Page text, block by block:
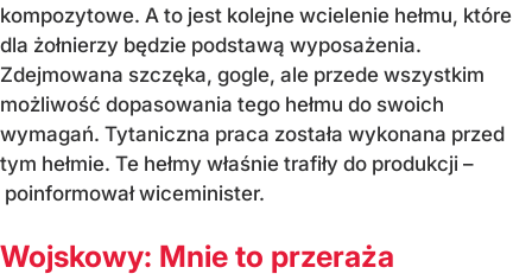
kompozytowe. A to jest kolejne wcielenie hełmu, które
dla żołnierzy będzie podstawą wyposażenia.
Zdejmowana szczęka, gogle, ale przede wszystkim
możliwość dopasowania tego hełmu do swoich
wymagań. Tytaniczna praca została wykonana przed
tym hełmie. Te hełmy właśnie trafiły do produkcji –
poinformował wiceminister.
Wojskowy: Mnie to przeraża